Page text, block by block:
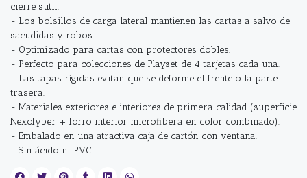
cierre sutil.
- Los bolsillos de carga lateral mantienen las cartas a salvo de
sacudidas y robos.
- Optimizado para cartas con protectores dobles.
- Perfecto para colecciones de Playset de 4 tarjetas cada una.
- Las tapas rígidas evitan que se deforme el frente o la parte
trasera.
- Materiales exteriores e interiores de primera calidad (superficie
Nexofyber + forro interior microﬁbera en color combinado).
- Embalado en una atractiva caja de cartón con ventana.
- Sin ácido ni PVC.